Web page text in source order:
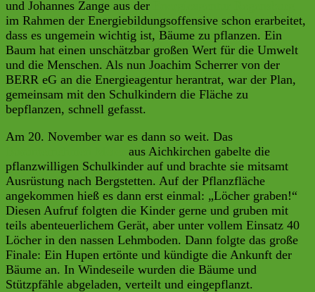
und Johannes Zange aus der
im Rahmen der Energiebildungsoffensive schon erarbeitet,
dass es ungemein wichtig ist, Bäume zu pflanzen. Ein
Baum hat einen unschätzbar großen Wert für die Umwelt
und die Menschen. Als nun Joachim Scherrer von der
BERR eG an die Energieagentur herantrat, war der Plan,
gemeinsam mit den Schulkindern die Fläche zu
bepflanzen, schnell gefasst.
Am 20. November war es dann so weit. Das
aus Aichkirchen gabelte die
pflanzwilligen Schulkinder auf und brachte sie mitsamt
Ausrüstung nach Bergstetten. Auf der Pflanzfläche
angekommen hieß es dann erst einmal: „Löcher graben!“
Diesen Aufruf folgten die Kinder gerne und gruben mit
teils abenteuerlichem Gerät, aber unter vollem Einsatz 40
Löcher in den nassen Lehmboden. Dann folgte das große
Finale: Ein Hupen ertönte und kündigte die Ankunft der
Bäume an. In Windeseile wurden die Bäume und
Stützpfähle abgeladen, verteilt und eingepflanzt.